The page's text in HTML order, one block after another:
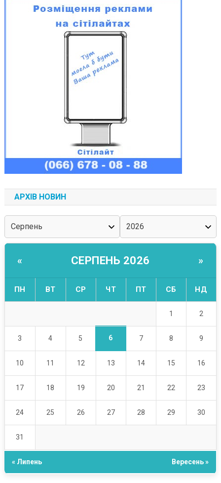
АРХІВ НОВИН
« СЕРПЕНЬ 2026 »
ПН ВТ СР ЧТ ПТ СБ НД
1 2
3 4 5 6 7 8 9
10 11 12 13 14 15 16
17 18 19 20 21 22 23
24 25 26 27 28 29 30
31
« Липень Вересень »